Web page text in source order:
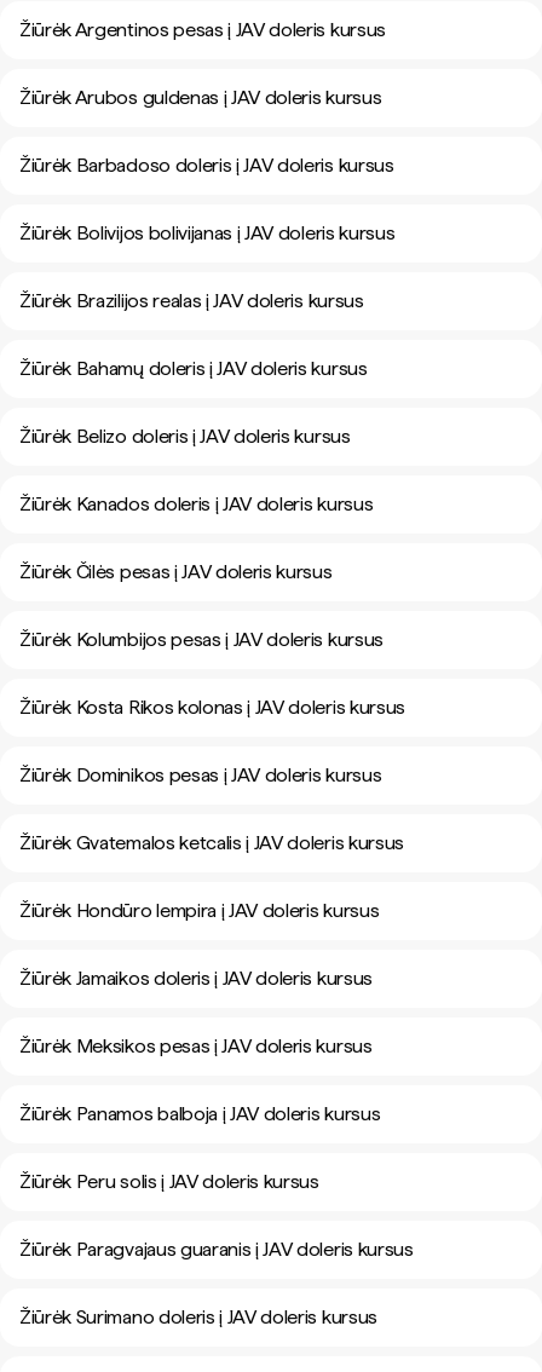
Žiūrėk Argentinos pesas į JAV doleris kursus
Žiūrėk Arubos guldenas į JAV doleris kursus
Žiūrėk Barbadoso doleris į JAV doleris kursus
Žiūrėk Bolivijos bolivijanas į JAV doleris kursus
Žiūrėk Brazilijos realas į JAV doleris kursus
Žiūrėk Bahamų doleris į JAV doleris kursus
Žiūrėk Belizo doleris į JAV doleris kursus
Žiūrėk Kanados doleris į JAV doleris kursus
Žiūrėk Čilės pesas į JAV doleris kursus
Žiūrėk Kolumbijos pesas į JAV doleris kursus
Žiūrėk Kosta Rikos kolonas į JAV doleris kursus
Žiūrėk Dominikos pesas į JAV doleris kursus
Žiūrėk Gvatemalos ketcalis į JAV doleris kursus
Žiūrėk Hondūro lempira į JAV doleris kursus
Žiūrėk Jamaikos doleris į JAV doleris kursus
Žiūrėk Meksikos pesas į JAV doleris kursus
Žiūrėk Panamos balboja į JAV doleris kursus
Žiūrėk Peru solis į JAV doleris kursus
Žiūrėk Paragvajaus guaranis į JAV doleris kursus
Žiūrėk Surimano doleris į JAV doleris kursus